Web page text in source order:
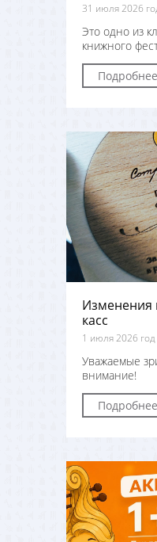
31 июля 2026
Это одно из
книжного
Подробнее
Изменения
касс
1 июля 2026 год
Уважаемые
внимание!
Подробнее